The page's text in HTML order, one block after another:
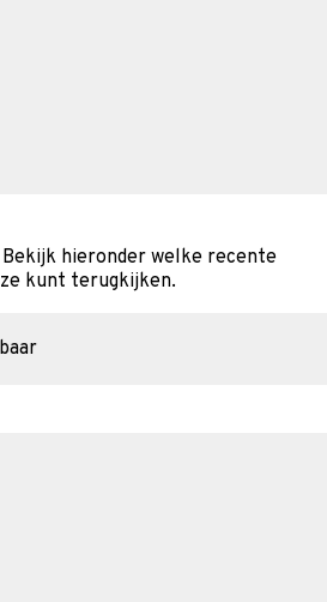
hieronder welke recente
kunt terugkijken.